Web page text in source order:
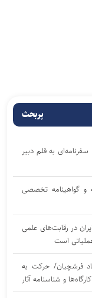
پربحث
سفرنامه‌ای به قلم دبیر
و گواهینامه تخصصی
در رقابت‌های علمی
است
فرشچیان/ حرکت به
و شناسنامه آثار